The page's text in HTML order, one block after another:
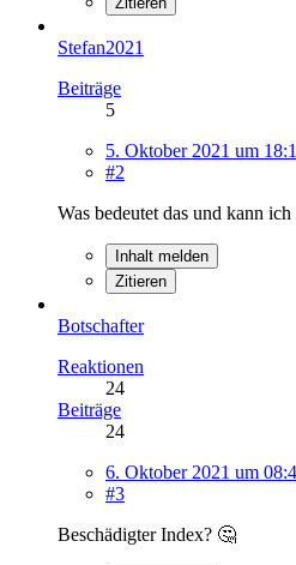
Stefan2021
Beiträge
5
5. Oktober 2021 um
#2
Was bedeutet das und kann ich
Inhalt melden
Zitieren
Botschafter
Reaktionen
24
Beiträge
24
6. Oktober 2021 um
#3
Beschädigter Index? 🤔